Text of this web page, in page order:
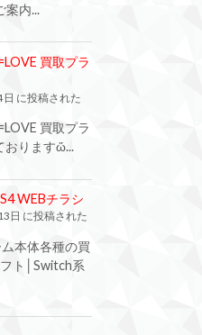
案内...
買取プラ
に投稿された
買取プラ
おりますὤ...
WEBチラシ
日 に投稿された
本体各種の買
ト│Switch系